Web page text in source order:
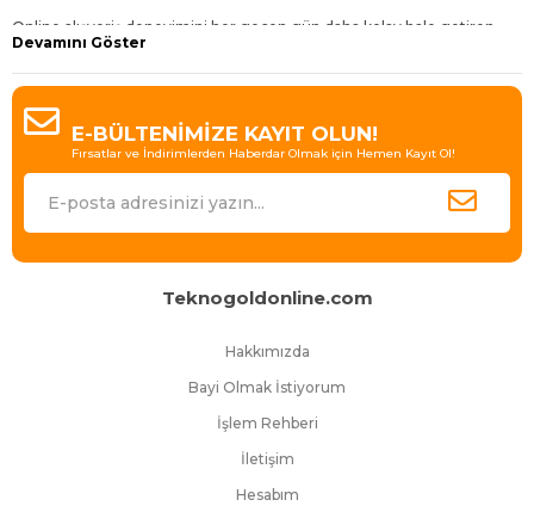
Online alışveriş deneyimini her geçen gün daha kolay hale getiren,
dijitalleşen dünyanın gereklerine uygun geliştirmelerle sunduğu
hizmetleri daha da avantajlı kılan Teknogoldonline.com,
ziyaretçilerine bol çeşit, uygun fiyat, hızlı teslimat ve sürpriz indirimler
sunuyor.
Bugün 30'dan fazla kategori içinde 4000'den fazla ürün çeşidi
gururunu yaşıyor.
KKTC’de e-ticaret deneyiminin standartlarını her geçen gün
Devamını Göster
E-BÜLTENİMİZE KAYIT OLUN!
Fırsatlar ve İndirimlerden Haberdar Olmak için Hemen Kayıt Ol!
Teknogoldonline.com
Hakkımızda
Bayi Olmak İstiyorum
İşlem Rehberi
İletişim
Hesabım